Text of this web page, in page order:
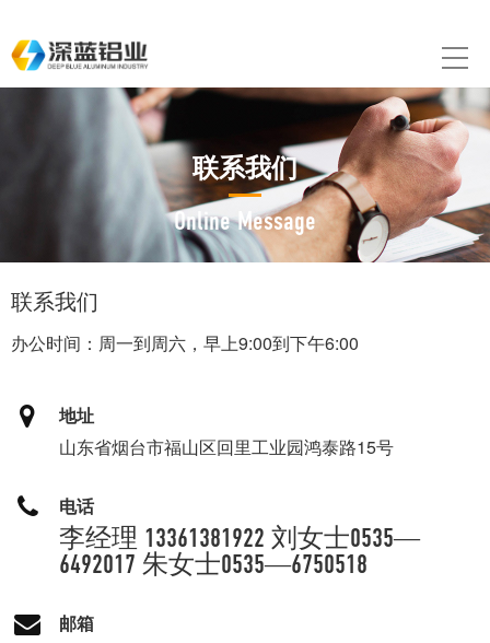
联系我们
Online Message
联系我们
办公时间：周一到周六，早上9:00到下午6:00
地址
山东省烟台市福山区回里工业园鸿泰路15号
电话
李经理 13361381922 刘女士0535—
6492017 朱女士0535—6750518
邮箱